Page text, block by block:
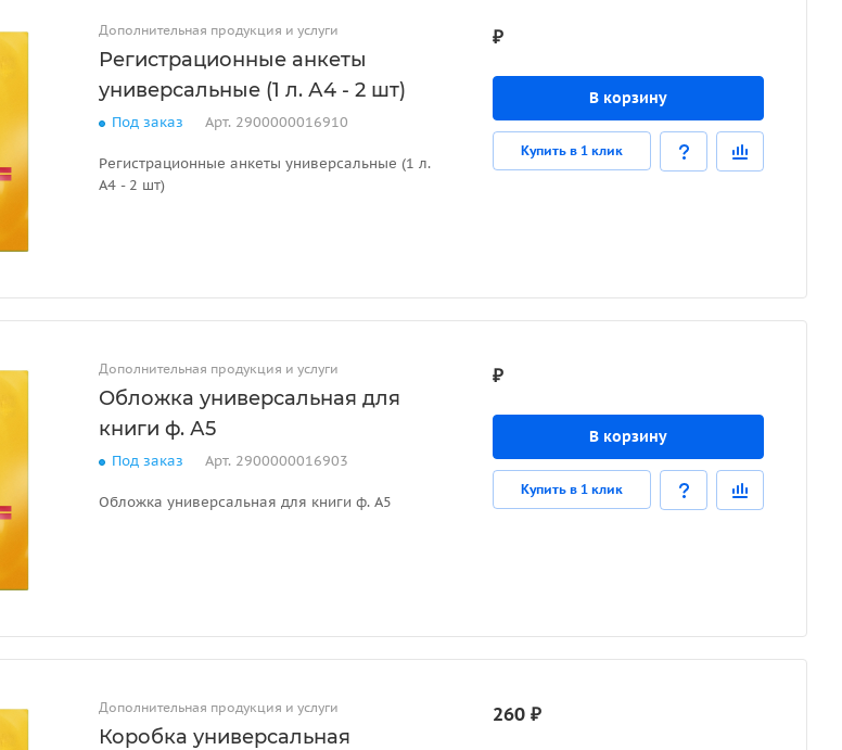
Дополнительная продукция и услуги
Регистрационные анкеты
универсальные (1 л. А4 - 2 шт)
Под заказ Арт. 2900000016910
Регистрационные анкеты универсальные (1 л.
А4 - 2 шт)
₽
В корзину
Купить в 1 клик
Дополнительная продукция и услуги
Обложка универсальная для
книги ф. А5
Под заказ Арт. 2900000016903
Обложка универсальная для книги ф. А5
₽
В корзину
Купить в 1 клик
Дополнительная продукция и услуги
Коробка универсальная
260 ₽